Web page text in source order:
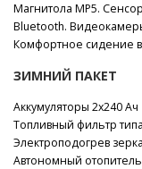
Магнитола MP5.
Bluetooth.
Комфортное сидение
ЗИМНИЙ ПАКЕТ
Аккумуляторы 2х240 Ач
Топливный фильтр
Электроподогрев
Автономный